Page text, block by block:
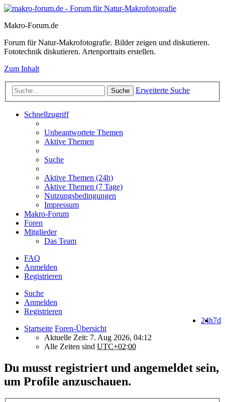
Makro-Forum.de
Forum für Natur-Makrofotografie. Bilder zeigen und diskutieren.
Fototechnik diskutieren. Artenportraits erstellen.
Zum Inhalt
Suche Erweiterte Suche
Schnellzugriff
Unbeantwortete Themen
Aktive Themen
Suche
Aktive Themen (24h)
Aktive Themen (7 Tage)
Nutzungsbedingungen
Impressum
Makro-Forum
Foren
Mitglieder
Das Team
FAQ
Anmelden
Registrieren
Suche
Anmelden
Registrieren
7d
24h
Startseite Foren-Übersicht
Aktuelle Zeit: 7. Aug 2026, 04:12
Alle Zeiten sind UTC+02:00
Du musst registriert und angemeldet sein,
um Profile anzuschauen.